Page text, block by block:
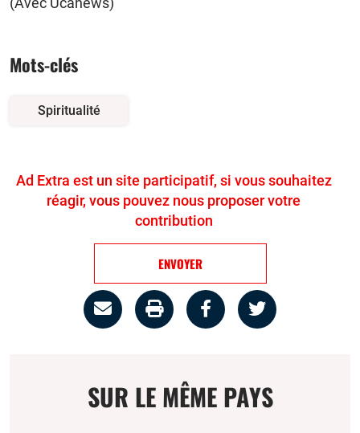
Mots-clés
Spiritualité
Ad Extra est un site participatif, si vous souhaitez
réagir, vous pouvez nous proposer votre
contribution
ENVOYER
Partage
par
ImprimerPartager
sur
Partager
SUR LE MÊME PAYS